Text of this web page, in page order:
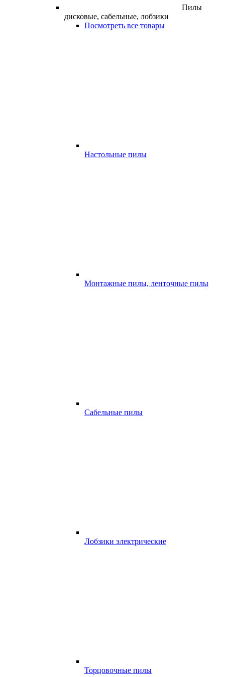
Пилы
дисковые, сабельные, лобзики
Посмотреть все товары
Настольные пилы
Монтажные пилы, ленточные пилы
Сабельные пилы
Лобзики электрические
Торцовочные пилы